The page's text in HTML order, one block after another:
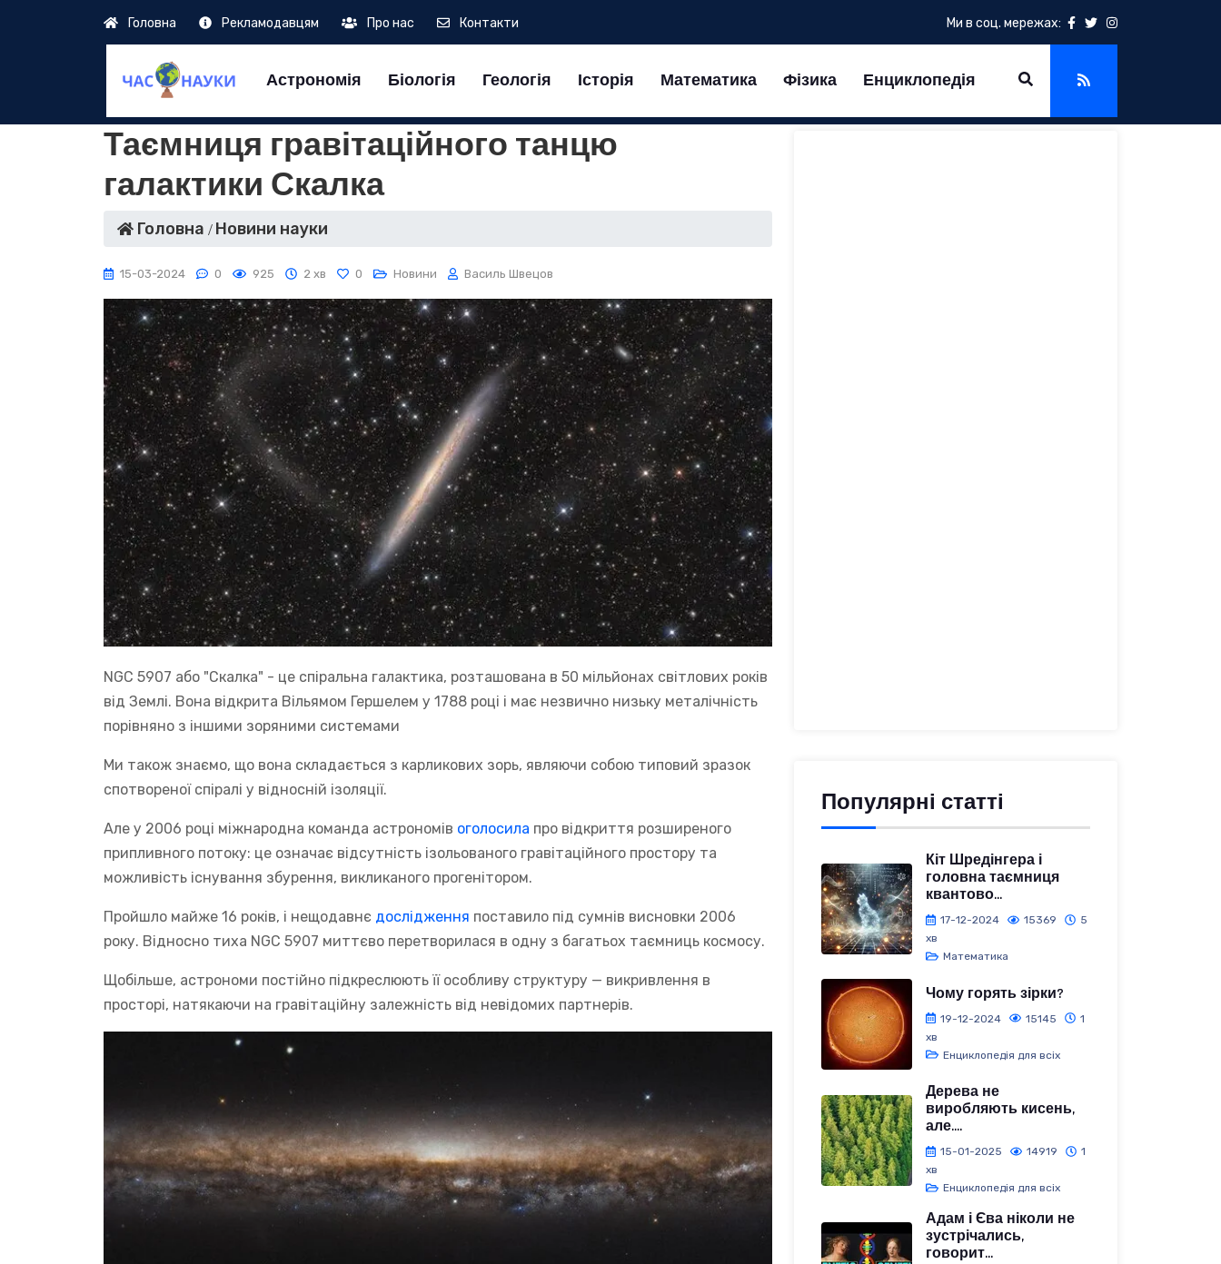
Головна Рекламодавцям Про нас Контакти Ми в соц. мережах:
Астрономія Біологія Геологія Історія Математика Фізика Енциклопедія
Таємниця гравітаційного танцю
галактики Скалка
Головна Новини науки
15-03-2024 0 925 2 хв 0 Новини Василь Швецов
NGC 5907 або "Скалка" - це спіральна галактика, розташована в 50 мільйонах світлових років
від Землі. Вона відкрита Вільямом Гершелем у 1788 році і має незвично низьку металічність
порівняно з іншими зоряними системами
Ми також знаємо, що вона складається з карликових зорь, являючи собою типовий зразок
спотвореної спіралі у відносній ізоляції.
Але у 2006 році міжнародна команда астрономів оголосила про відкриття розширеного
припливного потоку: це означає відсутність ізольованого гравітаційного простору та
можливість існування збурення, викликаного прогенітором.
Пройшло майже 16 років, і нещодавнє дослідження поставило під сумнів висновки 2006
року. Відносно тиха NGC 5907 миттєво перетворилася в одну з багатьох таємниць космосу.
Щобільше, астрономи постійно підкреслюють її особливу структуру — викривлення в
просторі, натякаючи на гравітаційну залежність від невідомих партнерів.
Популярні статті
Кіт Шредінгера і
головна таємниця
квантово...
17-12-2024 15369
5
хв
Математика
Чому горять зірки?
19-12-2024 15145
1
хв
Енциклопедія для всіх
Дерева не
виробляють кисень,
але....
15-01-2025 14919
1
хв
Енциклопедія для всіх
Адам і Єва ніколи не
зустрічались,
говорит...